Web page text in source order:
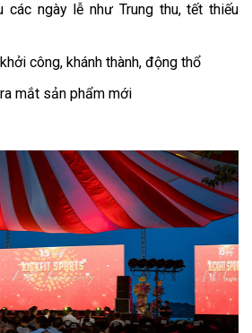
các ngày lễ như Trung thu, tết thiếu
công, khánh thành, động thổ
mắt sản phẩm mới